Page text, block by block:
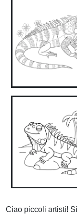
Ciao piccoli artisti!